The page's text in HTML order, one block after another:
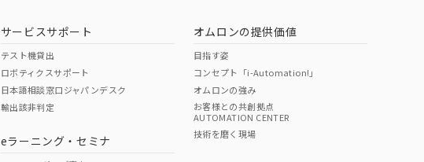
サービスサポート
テスト機貸出
ロボティクスサポート
日本語相談窓口ジャパンデスク
輸出該非判定
eラーニング・セミナ
オムロンの提供価値
目指す姿
コンセプト「i-Automation!」
オムロンの強み
お客様との共創拠点
AUTOMATION CENTER
技術を磨く現場